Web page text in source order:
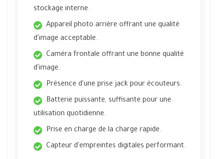
stockage interne.
Appareil photo arrière offrant une qualité
d'image acceptable.
Caméra frontale offrant une bonne qualité
d'image.
Présence d'une prise jack pour écouteurs.
Batterie puissante, suffisante pour une
utilisation quotidienne.
Prise en charge de la charge rapide.
Capteur d'empreintes digitales performant.